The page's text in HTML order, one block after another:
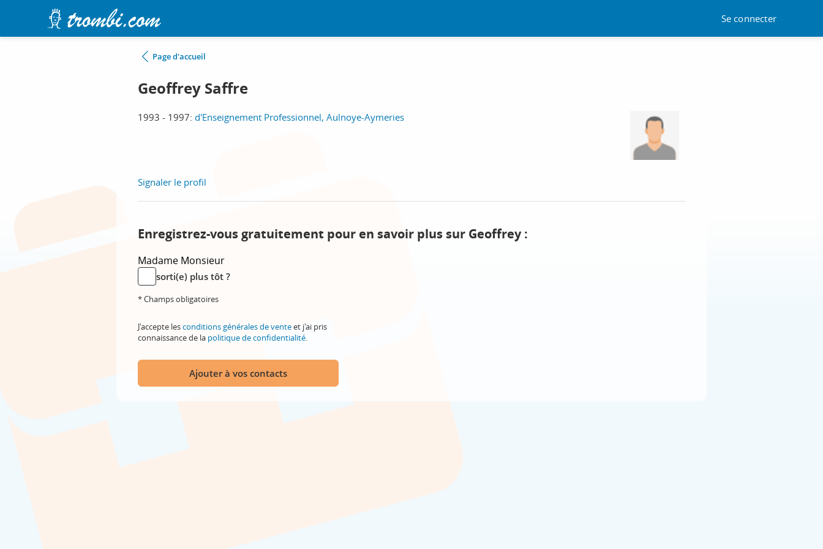
Se connecter
Page d'accueil
Geoffrey Saffre
1993 - 1997: d'Enseignement Professionnel, Aulnoye-Aymeries
Signaler le profil
Enregistrez-vous gratuitement pour en savoir plus sur Geoffrey :
Madame Monsieur
sorti(e) plus tôt ?
* Champs obligatoires
J'accepte lesconditions générales de venteet j'ai pris
connaissance de la politique de confidentialité.
Ajouter à vos contacts